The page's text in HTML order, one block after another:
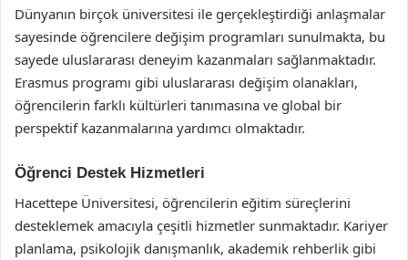
Dünyanın birçok üniversitesi ile gerçekleştirdiği anlaşmalar
sayesinde öğrencilere değişim programları sunulmakta, bu
sayede uluslararası deneyim kazanmaları sağlanmaktadır.
Erasmus programı gibi uluslararası değişim olanakları,
öğrencilerin farklı kültürleri tanımasına ve global bir
perspektif kazanmalarına yardımcı olmaktadır.
Öğrenci Destek Hizmetleri
Hacettepe Üniversitesi, öğrencilerin eğitim süreçlerini
desteklemek amacıyla çeşitli hizmetler sunmaktadır. Kariyer
planlama, psikolojik danışmanlık, akademik rehberlik gibi